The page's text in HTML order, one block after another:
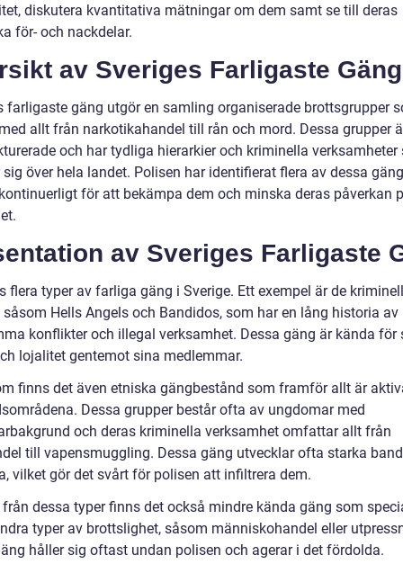
diskutera kvantitativa mätningar om dem samt se till deras
för- och nackdelar.
av Sveriges Farligaste Gäng
farligaste gäng utgör en samling organiserade brottsgrupper
allt från narkotikahandel till rån och mord. Dessa grupper
och har tydliga hierarkier och kriminella verksamheter
sig över hela landet. Polisen har identifierat flera av dessa
för att bekämpa dem och minska deras påverkan
av Sveriges Farligaste
flera typer av farliga gäng i Sverige. Ett exempel är de
såsom Hells Angels och Bandidos, som har en lång historia av
konflikter och illegal verksamhet. Dessa gäng är kända för
lojalitet gentemot sina medlemmar.
finns det även etniska gängbestånd som framför allt är
Dessa grupper består ofta av ungdomar med
och deras kriminella verksamhet omfattar allt från
till vapensmuggling. Dessa gäng utvecklar ofta starka
vilket gör det svårt för polisen att infiltrera dem.
dessa typer finns det också mindre kända gäng som
typer av brottslighet, såsom människohandel eller
håller sig oftast undan polisen och agerar i det fördolda.